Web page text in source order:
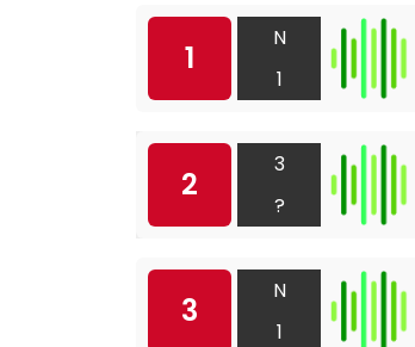
1
N
1
2
3
?
3
N
1